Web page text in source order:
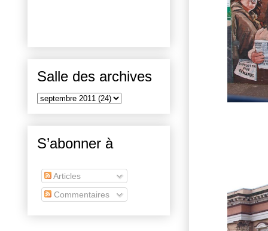
Salle des archives
S’abonner à
Articles
Commentaires